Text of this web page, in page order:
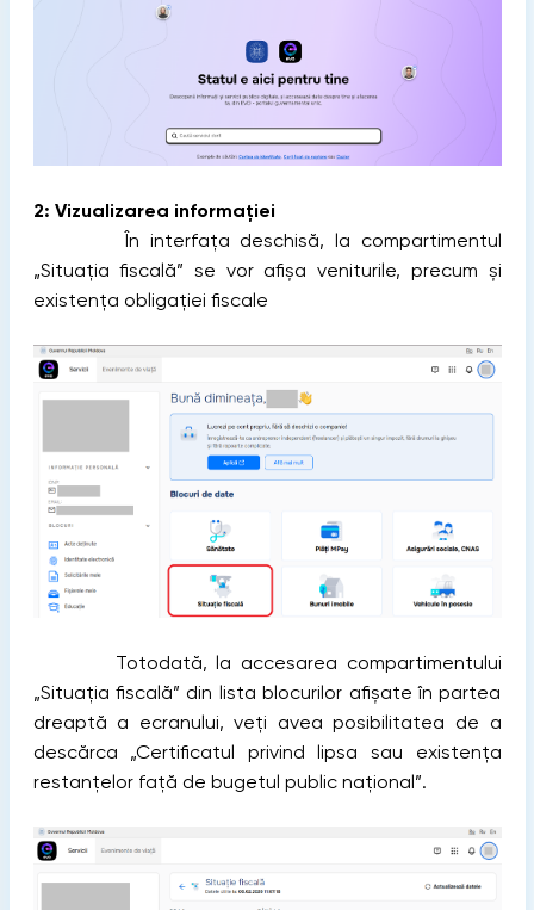
2: Vizualizarea informației
În interfața deschisă, la compartimentul
„Situația fiscală” se vor afișa veniturile, precum și
existența obligației fiscale
Totodată, la accesarea compartimentului
„Situația fiscală” din lista blocurilor afișate în partea
dreaptă a ecranului, veți avea posibilitatea de a
descărca „Certificatul privind lipsa sau existența
restanțelor față de bugetul public național”.